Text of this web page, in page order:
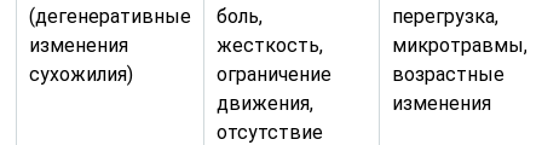
(дегенеративные
изменения
сухожилия)
боль,
жесткость,
ограничение
движения,
отсутствие
перегрузка,
микротравмы,
возрастные
изменения